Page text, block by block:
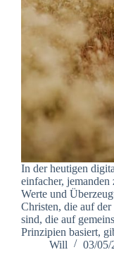
In der heutigen
einfacher,
Werte und
Christen, die auf
sind, die auf
Prinzipien basiert,
Will
03/05/